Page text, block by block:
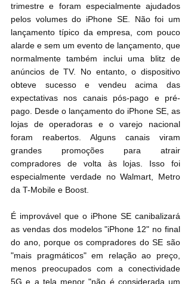
trimestre e foram especialmente ajudados
pelos volumes do iPhone SE‌. Não foi um
lançamento típico da empresa, com pouco
alarde e sem um evento de lançamento, que
normalmente também inclui uma blitz de
anúncios de TV. No entanto, o dispositivo
obteve sucesso e vendeu acima das
expectativas nos canais pós-pago e pré-
pago. Desde o lançamento do ‌iPhone SE‌, as
lojas de operadoras e o varejo nacional
foram reabertos. Alguns canais viram
grandes promoções para atrair
compradores de volta às lojas. Isso foi
especialmente verdade no Walmart, Metro
da T-Mobile e Boost.
É improvável que o iPhone SE canibalizará
as vendas dos modelos "iPhone 12" no final
do ano, porque os compradores do ‌SE‌ são
"mais pragmáticos" em relação ao preço,
menos preocupados com a conectividade
5G e a tela menor "não é considerada um